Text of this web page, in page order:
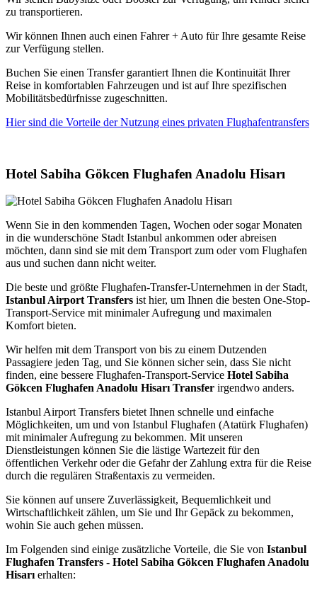
zu transportieren.
Wir können Ihnen auch einen Fahrer + Auto für Ihre gesamte Reise
zur Verfügung stellen.
Buchen Sie einen Transfer garantiert Ihnen die Kontinuität Ihrer
Reise in komfortablen Fahrzeugen und ist auf Ihre spezifischen
Mobilitätsbedürfnisse zugeschnitten.
Hier sind die Vorteile der Nutzung eines privaten Flughafentransfers
Hotel Sabiha Gökcen Flughafen Anadolu Hisarı
Wenn Sie in den kommenden Tagen, Wochen oder sogar Monaten
in die wunderschöne Stadt Istanbul ankommen oder abreisen
möchten, dann sind sie mit dem Transport zum oder vom Flughafen
aus und suchen dann nicht weiter.
Die beste und größte Flughafen-Transfer-Unternehmen in der Stadt,
Istanbul Airport Transfers ist hier, um Ihnen die besten One-Stop-
Transport-Service mit minimaler Aufregung und maximalen
Komfort bieten.
Wir helfen mit dem Transport von bis zu einem Dutzenden
Passagiere jeden Tag, und Sie können sicher sein, dass Sie nicht
finden, eine bessere Flughafen-Transport-Service Hotel Sabiha
Gökcen Flughafen Anadolu Hisarı Transfer irgendwo anders.
Istanbul Airport Transfers bietet Ihnen schnelle und einfache
Möglichkeiten, um und von Istanbul Flughafen (Atatürk Flughafen)
mit minimaler Aufregung zu bekommen. Mit unseren
Dienstleistungen können Sie die lästige Wartezeit für den
öffentlichen Verkehr oder die Gefahr der Zahlung extra für die Reise
durch die regulären Straßentaxis zu vermeiden.
Sie können auf unsere Zuverlässigkeit, Bequemlichkeit und
Wirtschaftlichkeit zählen, um Sie und Ihr Gepäck zu bekommen,
wohin Sie auch gehen müssen.
Im Folgenden sind einige zusätzliche Vorteile, die Sie von Istanbul
Flughafen Transfers - Hotel Sabiha Gökcen Flughafen Anadolu
Hisarı erhalten: